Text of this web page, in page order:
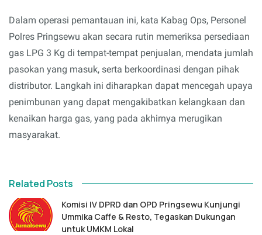
Dalam operasi pemantauan ini, kata Kabag Ops, Personel
Polres Pringsewu akan secara rutin memeriksa persediaan
gas LPG 3 Kg di tempat-tempat penjualan, mendata jumlah
pasokan yang masuk, serta berkoordinasi dengan pihak
distributor. Langkah ini diharapkan dapat mencegah upaya
penimbunan yang dapat mengakibatkan kelangkaan dan
kenaikan harga gas, yang pada akhirnya merugikan
masyarakat.
Related Posts
Komisi IV DPRD dan OPD Pringsewu Kunjungi
Ummika Caffe & Resto, Tegaskan Dukungan
untuk UMKM Lokal